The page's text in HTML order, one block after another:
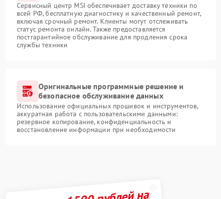
Сервисный центр MSI обеспечивает доставку техники по
всей РФ, бесплатную диагностику и качественный ремонт,
включая срочный ремонт. Клиенты могут отслеживать
статус ремонта онлайн. Также предоставляется
постгарантийное обслуживание для продления срока
службы техники
Оригинальные программные решение и
безопасное обслуживание данных
Использование официальных прошивок и инструментов,
аккуратная работа с пользовательскими данными:
резервное копирование, конфиденциальность и
восстановление информации при необходимости